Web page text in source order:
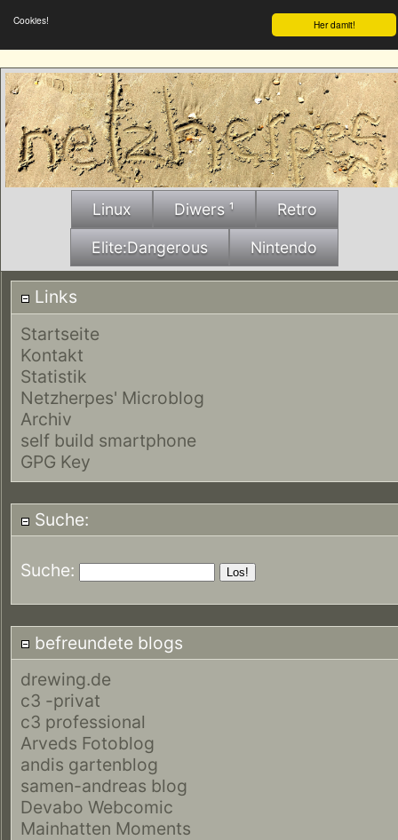
Her damit!
Cookies!
Linux Diwers ¹ Retro
Elite:Dangerous Nintendo
Links
Startseite
Kontakt
Statistik
Netzherpes' Microblog
Archiv
self build smartphone
GPG Key
Suche:
Suche:
befreundete blogs
drewing.de
c3 -privat
c3 professional
Arveds Fotoblog
andis gartenblog
samen-andreas blog
Devabo Webcomic
Mainhatten Moments